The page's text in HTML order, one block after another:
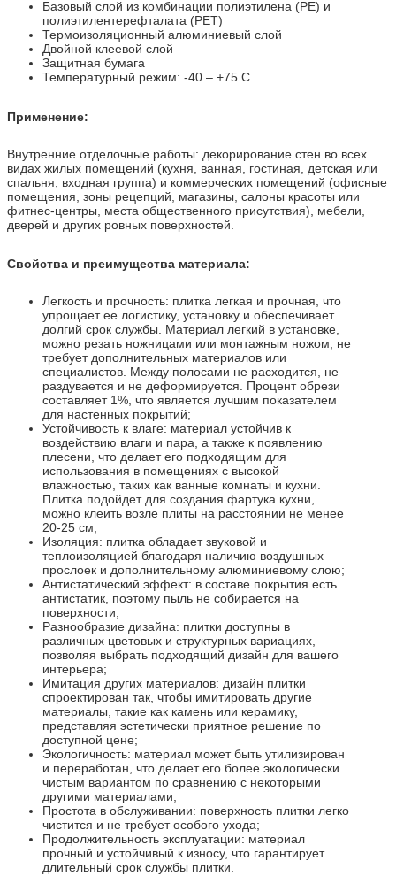
Базовый слой из комбинации полиэтилена (PE) и
полиэтилентерефталата (PET)
Термоизоляционный алюминиевый слой
Двойной клеевой слой
Защитная бумага
Температурный режим: -40 – +75 С
Применение:
Внутренние отделочные работы: декорирование стен во всех
видах жилых помещений (кухня, ванная, гостиная, детская или
спальня, входная группа) и коммерческих помещений (офисные
помещения, зоны рецепций, магазины, салоны красоты или
фитнес-центры, места общественного присутствия), мебели,
дверей и других ровных поверхностей.
Свойства и преимущества материала:
Легкость и прочность: плитка легкая и прочная, что
упрощает ее логистику, установку и обеспечивает
долгий срок службы. Материал легкий в установке,
можно резать ножницами или монтажным ножом, не
требует дополнительных материалов или
специалистов. Между полосами не расходится, не
раздувается и не деформируется. Процент обрези
составляет 1%, что является лучшим показателем
для настенных покрытий;
Устойчивость к влаге: материал устойчив к
воздействию влаги и пара, а также к появлению
плесени, что делает его подходящим для
использования в помещениях с высокой
влажностью, таких как ванные комнаты и кухни.
Плитка подойдет для создания фартука кухни,
можно клеить возле плиты на расстоянии не менее
20-25 см;
Изоляция: плитка обладает звуковой и
теплоизоляцией благодаря наличию воздушных
прослоек и дополнительному алюминиевому слою;
Антистатический эффект: в составе покрытия есть
антистатик, поэтому пыль не собирается на
поверхности;
Разнообразие дизайна: плитки доступны в
различных цветовых и структурных вариациях,
позволяя выбрать подходящий дизайн для вашего
интерьера;
Имитация других материалов: дизайн плитки
спроектирован так, чтобы имитировать другие
материалы, такие как камень или керамику,
представляя эстетически приятное решение по
доступной цене;
Экологичность: материал может быть утилизирован
и переработан, что делает его более экологически
чистым вариантом по сравнению с некоторыми
другими материалами;
Простота в обслуживании: поверхность плитки легко
чистится и не требует особого ухода;
Продолжительность эксплуатации: материал
прочный и устойчивый к износу, что гарантирует
длительный срок службы плитки.